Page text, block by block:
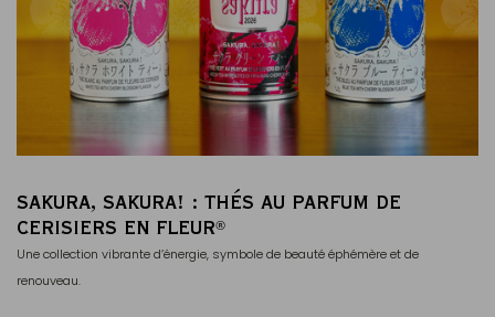
SAKURA, SAKURA! : THÉS AU PARFUM DE
CERISIERS EN FLEUR®
Une collection vibrante d’énergie, symbole de beauté éphémère et de
renouveau.